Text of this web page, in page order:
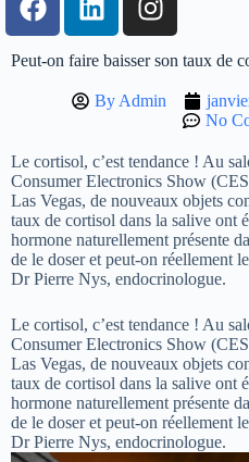
Peut-on faire baisser son taux de
By Admin
No
Le cortisol, c’est tendance ! Au
Consumer Electronics Show
Las Vegas, de nouveaux objets
taux de cortisol dans la salive ont
hormone naturellement présente
de le doser et peut-on réellement
Dr Pierre Nys, endocrinologue.
Le cortisol, c’est tendance ! Au
Consumer Electronics Show
Las Vegas, de nouveaux objets
taux de cortisol dans la salive ont
hormone naturellement présente
de le doser et peut-on réellement
Dr Pierre Nys, endocrinologue.